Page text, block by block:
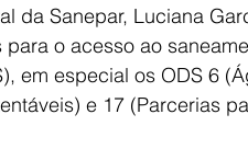
da Sanepar, Luciana
o acesso ao
em especial os ODS 6
e 17 (Parcerias